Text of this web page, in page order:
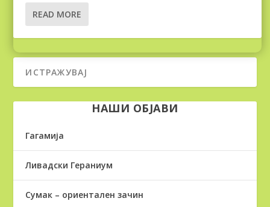
READ MORE
НАШИ ОБЈАВИ
Гагамија
Ливадски Гераниум
Сумак – ориентален зачин